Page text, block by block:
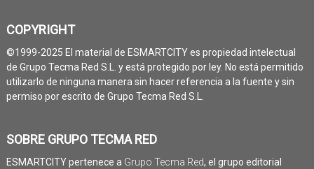
COPYRIGHT
©1999-2025 El material de ESMARTCITY es propiedad intelectual
de Grupo Tecma Red S.L. y está protegido por ley. No está permitido
utilizarlo de ninguna manera sin hacer referencia a la fuente y sin
permiso por escrito de Grupo Tecma Red S.L.
SOBRE GRUPO TECMA RED
ESMARTCITY pertenece a Grupo Tecma Red, el grupo editorial